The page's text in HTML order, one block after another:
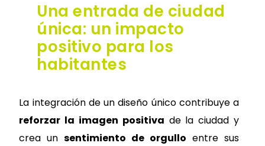
Una entrada de ciudad
única: un impacto
positivo para los
habitantes
La integración de un diseño único contribuye a
reforzar la imagen positiva de la ciudad y
crea unsentimiento de orgullo entre sus